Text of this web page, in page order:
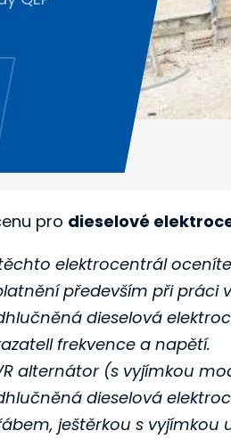
pro dieselové
elektrocentrál
především při práci
dieselová
frekvence a napětí.
alternátor (s vyjímkou
dieselová
ještěrkou s vyjímkou